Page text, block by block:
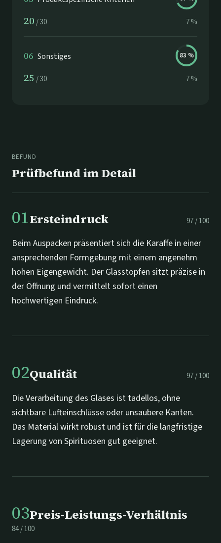
20 /30 7%
06 Sonstiges 83 %
25 /30 7%
BEFUND
Prüfbefund im Detail
01Ersteindruck 97/100
Beim Auspacken präsentiert sich die Karaffe in einer
ansprechenden Formgebung mit einem angenehm
hohen Eigengewicht. Der Glasstopfen sitzt präzise in
der Öffnung und vermittelt sofort einen
hochwertigen Eindruck.
02Qualität 97/100
Die Verarbeitung des Glases ist tadellos, ohne
sichtbare Lufteinschlüsse oder unsaubere Kanten.
Das Material wirkt robust und ist für die langfristige
Lagerung von Spirituosen gut geeignet.
03Preis-Leistungs-Verhältnis
84/100